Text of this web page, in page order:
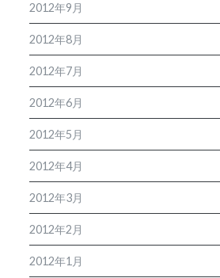
2012年9月
2012年8月
2012年7月
2012年6月
2012年5月
2012年4月
2012年3月
2012年2月
2012年1月